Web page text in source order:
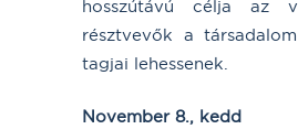
hosszútávú célja az
résztvevők a
tagjai lehessenek.
November 8., kedd